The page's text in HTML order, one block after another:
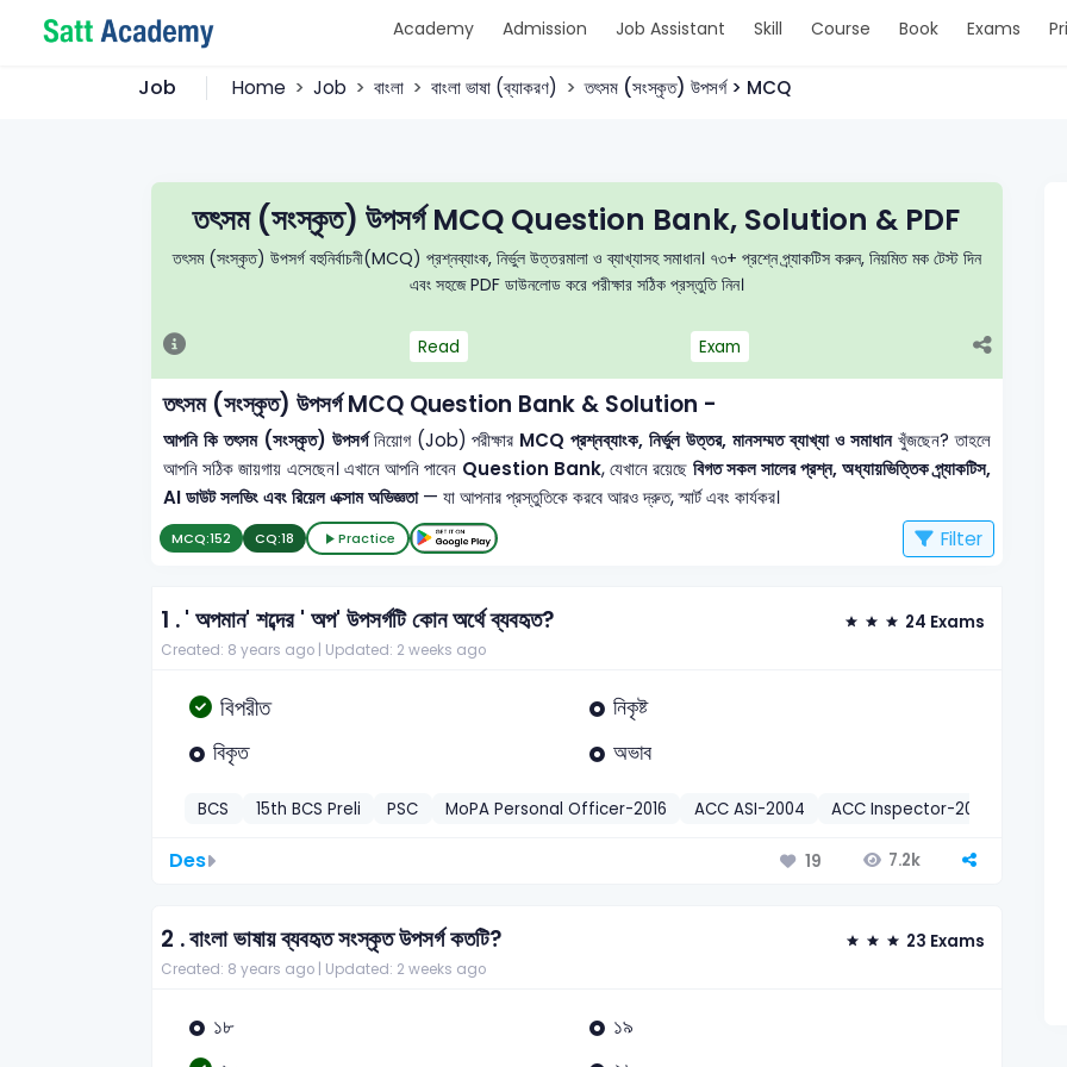
Academy Admission Job Assistant Skill Course Book Exams
Job Home Job বাংলা বাংলা ভাষা (ব্যাকরণ) তৎসম (সংস্কৃত) উপসর্গ > MCQ
তৎসম (সংস্কৃত) উপসর্গ MCQ Question Bank, Solution & PDF
তৎসম (সংস্কৃত) উপসর্গ বহুনির্বাচনী(MCQ) প্রশ্নব্যাংক, নির্ভুল উত্তরমালা ও ব্যাখ্যাসহ সমাধান। ৭৩+ প্রশ্নে প্র্যাকটিস করুন, নিয়মিত মক টেস্ট দিন
এবং সহজে PDF ডাউনলোড করে পরীক্ষার সঠিক প্রস্তুতি নিন।
Read Exam
তৎসম (সংস্কৃত) উপসর্গ MCQ Question Bank & Solution -
আপনি কি তৎসম (সংস্কৃত) উপসর্গনিয়োগ (Job) পরীক্ষার MCQ প্রশ্নব্যাংক, নির্ভুল উত্তর, মানসম্মত ব্যাখ্যা ও সমাধানখুঁজছেন? তাহলে
আপনি সঠিক জায়গায় এসেছেন। এখানে আপনি পাবেন Question Bank, যেখানে রয়েছে বিগত সকল সালের প্রশ্ন, অধ্যায়ভিত্তিক প্র্যাকটিস,
AI ডাউট সলভিং এবং রিয়েল এক্সাম অভিজ্ঞতা— যা আপনার প্রস্তুতিকে করবে আরও দ্রুত, স্মার্ট এবং কার্যকর।
MCQ:152 CQ:18 Practice Filter
1 .' অপমান' শব্দের ' অপ' উপসর্গটি কোন অর্থে ব্যবহৃত? 24 Exams
Created: 8 years ago | Updated: 2 weeks ago
বিপরীত
নিকৃষ্ট
বিকৃত
অভাব
BCS 15th BCS Preli PSC MoPA Personal Officer-2016 ACC ASI-2004 ACC Inspector-2003
Des 19 7.2k
2 .বাংলা ভাষায় ব্যবহৃত সংস্কৃত উপসর্গ কতটি? 23 Exams
Created: 8 years ago | Updated: 2 weeks ago
১৮ ১৯